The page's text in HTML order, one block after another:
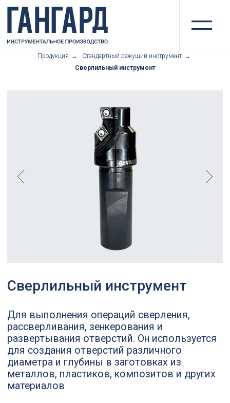
Продукция → Стандартный режущий инструмент →
Сверлильный инструмент
Скачать каталог
Оставить заявку
Сверлильный инструмент
рассверливания, зенкерования и
для создания отверстий различного
Основные типы сверлильного инструмента:
державки и переходники